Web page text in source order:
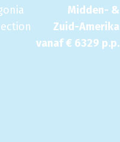
Midden- &
Zuid-Amerika
vanaf € 6329 p.p.